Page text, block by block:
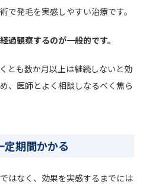
で発毛を実感しやすい治療です。
過観察するのが一般的です。
とも数か月以上は継続しないと効
、医師とよく相談しなるべく焦ら
期間かかる
はなく、効果を実感するまでには